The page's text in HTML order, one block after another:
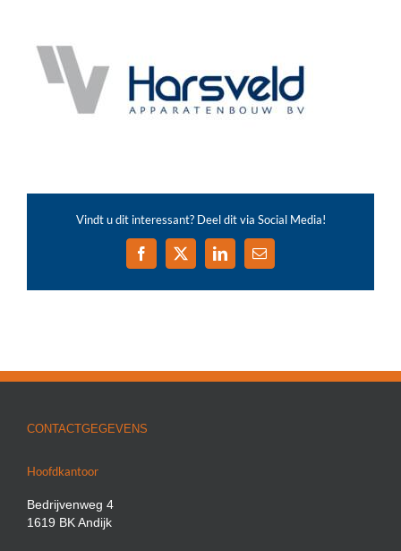
Vindt u dit interessant? Deel dit via Social Media!
Facebook
X LinkedIn
E-
CONTACTGEGEVENS
Hoofdkantoor
Bedrijvenweg 4
1619 BK Andijk